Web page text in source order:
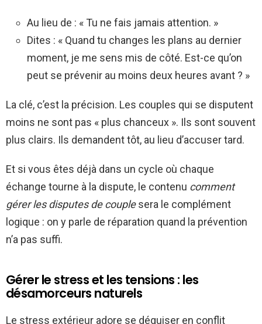
Au lieu de : « Tu ne fais jamais attention. »
Dites : « Quand tu changes les plans au dernier
moment, je me sens mis de côté. Est-ce qu’on
peut se prévenir au moins deux heures avant ? »
La clé, c’est la précision. Les couples qui se disputent
moins ne sont pas « plus chanceux ». Ils sont souvent
plus clairs. Ils demandent tôt, au lieu d’accuser tard.
Et si vous êtes déjà dans un cycle où chaque
échange tourne à la dispute, le contenu comment
gérer les disputes de couplesera le complément
logique : on y parle de réparation quand la prévention
n’a pas suffi.
Gérer le stress et les tensions : les
désamorceurs naturels
Le stress extérieur adore se déguiser en conflit